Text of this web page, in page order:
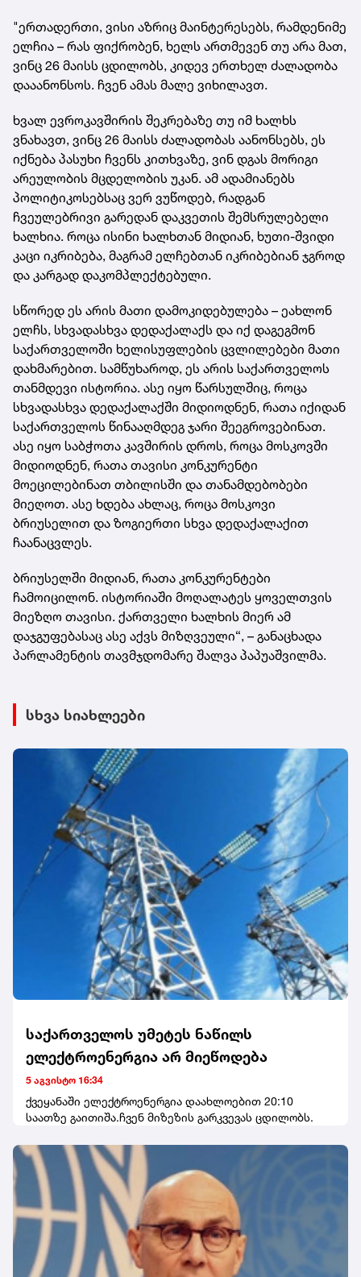
"ერთადერთი, ვისი აზრიც მაინტერესებს, რამდენიმე
ელჩია – რას ფიქრობენ, ხელს ართმევენ თუ არა მათ,
ვინც 26 მაისს ცდილობს, კიდევ ერთხელ ძალადობა
დააანონსოს. ჩვენ ამას მალე ვიხილავთ.
ხვალ ევროკავშირის შეკრებაზე თუ იმ ხალხს
ვნახავთ, ვინც 26 მაისს ძალადობას აანონსებს, ეს
იქნება პასუხი ჩვენს კითხვაზე, ვინ დგას მორიგი
არეულობის მცდელობის უკან. ამ ადამიანებს
პოლიტიკოსებსაც ვერ ვუწოდებ, რადგან
ჩვეულებრივი გარედან დაკვეთის შემსრულებელი
ხალხია. როცა ისინი ხალხთან მიდიან, ხუთი-შვიდი
კაცი იკრიბება, მაგრამ ელჩებთან იკრიბებიან ჯგროდ
და კარგად დაკომპლექტებული.
სწორედ ეს არის მათი დამოკიდებულება – ეახლონ
ელჩს, სხვადასხვა დედაქალაქს და იქ დაგეგმონ
საქართველოში ხელისუფლების ცვლილებები მათი
დახმარებით. სამწუხაროდ, ეს არის საქართველოს
თანმდევი ისტორია. ასე იყო წარსულშიც, როცა
სხვადასხვა დედაქალაქში მიდიოდნენ, რათა იქიდან
საქართველოს წინააღმდეგ ჯარი შეეგროვებინათ.
ასე იყო საბჭოთა კავშირის დროს, როცა მოსკოვში
მიდიოდნენ, რათა თავისი კონკურენტი
მოეცილებინათ თბილისში და თანამდებობები
მიეღოთ. ასე ხდება ახლაც, როცა მოსკოვი
ბრიუსელით და ზოგიერთი სხვა დედაქალაქით
ჩაანაცვლეს.
ბრიუსელში მიდიან, რათა კონკურენტები
ჩამოიცილონ. ისტორიაში მოღალატეს ყოველთვის
მიეზღო თავისი. ქართველი ხალხის მიერ ამ
დაჯგუფებასაც ასე აქვს მიზღვეული“, – განაცხადა
პარლამენტის თავმჯდომარე შალვა პაპუაშვილმა.
სხვა სიახლეები
საქართველოს უმეტეს ნაწილს
ელექტროენერგია არ მიეწოდება
5 აგვისტო 16:34
ქვეყანაში ელექტროენერგია დაახლოებით 20:10
საათზე გაითიშა.ჩვენ მიზეზის გარკვევას ცდილობს.